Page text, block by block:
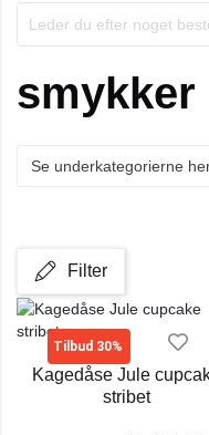
smykker
Se underkategorierne
Filter
Tilbud 30%
Kagedåse Jule
stribet